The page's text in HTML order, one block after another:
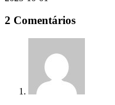
2 Comentários